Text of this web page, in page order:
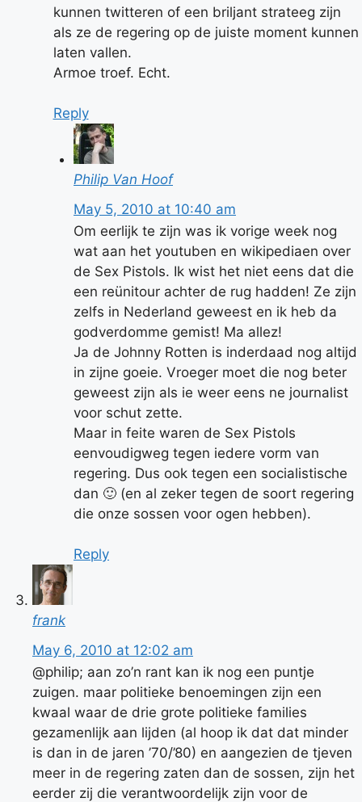
kunnen twitteren of een briljant strateeg zijn
als ze de regering op de juiste moment kunnen
laten vallen.
Armoe troef. Echt.
Reply
Philip Van Hoof
May 5, 2010 at 10:40 am
Om eerlijk te zijn was ik vorige week nog
wat aan het youtuben en wikipediaen over
de Sex Pistols. Ik wist het niet eens dat die
een reünitour achter de rug hadden! Ze zijn
zelfs in Nederland geweest en ik heb da
godverdomme gemist! Ma allez!
Ja de Johnny Rotten is inderdaad nog altijd
in zijne goeie. Vroeger moet die nog beter
geweest zijn als ie weer eens ne journalist
voor schut zette.
Maar in feite waren de Sex Pistols
eenvoudigweg tegen iedere vorm van
regering. Dus ook tegen een socialistische
dan 🙂 (en al zeker tegen de soort regering
die onze sossen voor ogen hebben).
Reply
frank
May 6, 2010 at 12:02 am
@philip; aan zo’n rant kan ik nog een puntje
zuigen. maar politieke benoemingen zijn een
kwaal waar de drie grote politieke families
gezamenlijk aan lijden (al hoop ik dat dat minder
is dan in de jaren ’70/’80) en aangezien de tjeven
meer in de regering zaten dan de sossen, zijn het
eerder zij die verantwoordelijk zijn voor de